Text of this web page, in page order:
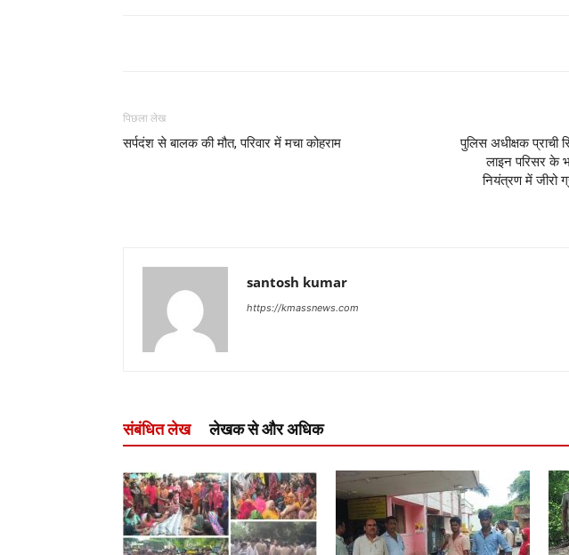
पिछला लेख
सर्पदंश से बालक की मौत, परिवार में मचा कोहराम
पुलिस अधीक्षक प्राची
लाइन परिसर के
नियंत्रण में जीरो
santosh kumar
https://kmassnews.com
संबंधित लेख लेखक से और अधिक